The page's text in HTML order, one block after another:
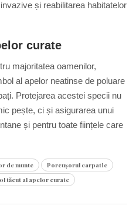
și reabilitarea habitatelor
curate
majoritatea oamenilor,
al apelor neatinse de poluare
Protejarea acestei specii nu
pește, ci și asigurarea unui
și pentru toate ființele care
de munte
Porcușorul carpatic
tăcut al apelor curate